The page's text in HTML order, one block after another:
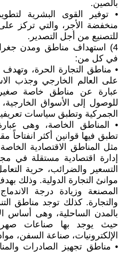
بالصين.
• توفير القوى البشرية
منخفضة الأجر، والتي تركز على
للتصنيع من أجل التصدير.
4) استهداف مناطق ومدن
في كل من:
• مناطق التجارة الحرة، وتهدف
على العالم الخارجي وجذب
عبارة عن مناطق خاصة
للوصول إلى الأسواق
الجمركية وتطبق سياسات
• المناطق الخاصة، وهى
تطبق فيها قوانين أكثر انفتاحاً
مثل المناطق الاقتصادية
إدارة اقتصادية مستقلة في
التسعير والضرائب، حرية
موانئ التجارة الدولية. وذلك
المصنعة وزيادة درجة
والتجارة. كذلك توجد مناطق
بالمدن الساحلية، وهى أساس
حيث يوجد بها صناعات صهر
الإلكترونيات، صناعة السفن،
• مناطق تجهيز الصادرات